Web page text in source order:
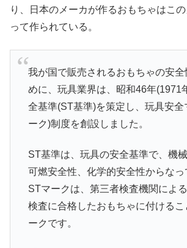
り、日本のメーカが作るおもちゃはこ
って作られている。
我が国で販売されるおもちゃの安全
めに、玩具業界は、昭和46年(1971
全基準(ST基準)を策定し、玩具安全
ーク)制度を創設しました。
ST基準は、玩具の安全基準で、機械
可燃安全性、化学的安全性からなっ
STマークは、第三者検査機関によ
検査に合格したおもちゃに付ける
ークです。